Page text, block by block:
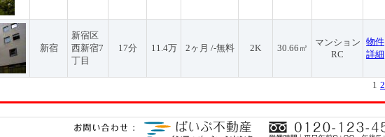
新宿
新宿区
西新宿7
丁目
17分 11.4万 2ヶ月 /-無料 2K 30.66㎡
マンション
RC
物件
詳細
1 2